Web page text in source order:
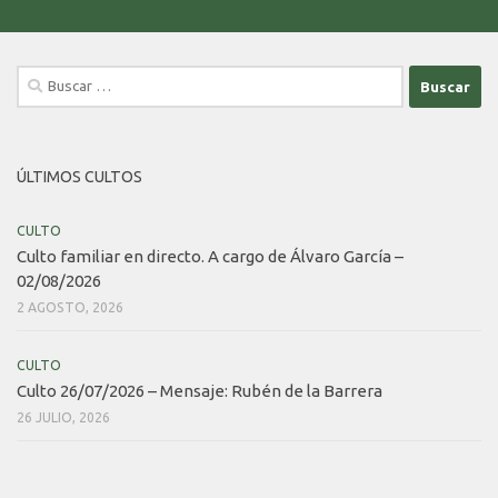
Buscar:
ÚLTIMOS CULTOS
CULTO
Culto familiar en directo. A cargo de Álvaro García –
02/08/2026
2 AGOSTO, 2026
CULTO
Culto 26/07/2026 – Mensaje: Rubén de la Barrera
26 JULIO, 2026